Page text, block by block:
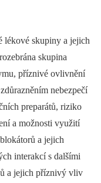
lékové skupiny a jejich
skupina
příznivé ovlivnění
nebezpečí
preparátů, riziko
a možnosti využití
a jejich
interakcí s dalšími
a jejich příznivý vliv